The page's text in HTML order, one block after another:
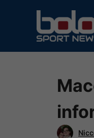
contenuto